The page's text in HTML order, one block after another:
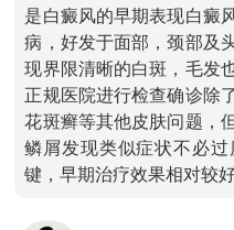
是白癜风的早期表现白癜
病，好发于面部，颈部及
现界限清晰的白斑，毛发
正规医院进行检查确诊除
花斑癣等其他皮肤问题，
鳞屑发现类似症状不必
键，早期治疗效果相对较好